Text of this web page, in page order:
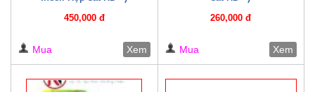
450,000 đ
Mua Xem
260,000 đ
Mua Xem